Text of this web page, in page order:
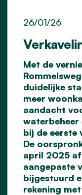
26/01/26
Met de
duidelijke
meer
aandacht
waterbeheer
bij de eerste
De
april 2025
aangepaste
bijgestuurd
rekening